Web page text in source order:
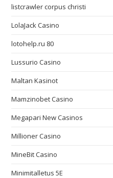
listcrawler corpus christi
LolaJack Casino
lotohelp.ru 80
Lussurio Casino
Maltan Kasinot
Mamzinobet Casino
Megapari New Casinos
Millioner Casino
MineBit Casino
Minimitalletus 5E